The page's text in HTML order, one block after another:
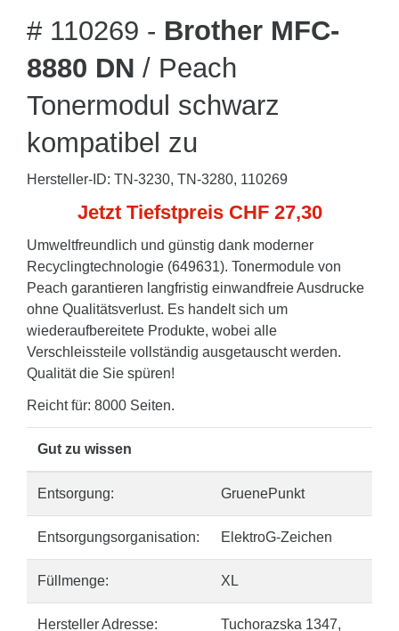
# 110269 - Brother MFC-
8880 DN / Peach
Tonermodul schwarz
kompatibel zu
Hersteller-ID: TN-3230, TN-3280, 110269
Jetzt Tiefstpreis CHF 27,30
Umweltfreundlich und günstig dank moderner
Recyclingtechnologie (649631). Tonermodule von
Peach garantieren langfristig einwandfreie Ausdrucke
ohne Qualitätsverlust. Es handelt sich um
wiederaufbereitete Produkte, wobei alle
Verschleissteile vollständig ausgetauscht werden.
Qualität die Sie spüren!
Reicht für: 8000 Seiten.
Gut zu wissen
Entsorgung: GruenePunkt
Entsorgungsorganisation: ElektroG-Zeichen
Füllmenge: XL
Hersteller Adresse:
Tuchorazska 1347,